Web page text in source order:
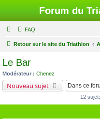
Forum du
FAQ
Retour sur le site du Triathlon
Le Bar
Modérateur : Chenez
Nouveau sujet
12